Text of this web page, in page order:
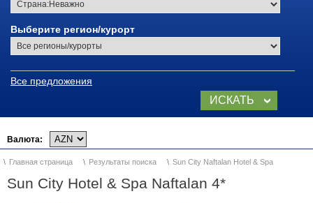
КУРОРТЫ АЗЕРБАЙДЖАНА
Видео о Нафталане
Курорт Нафталан
Дуздаг, Нахичевань
Выберите регион/курорт
Все предложения
ИСКАТЬ
СЕЙЧАС
Валюта:
Главная страница Результаты поиска Sun City Naftalan Hotel & Spa
Sun City Hotel & Spa Naftalan 4*